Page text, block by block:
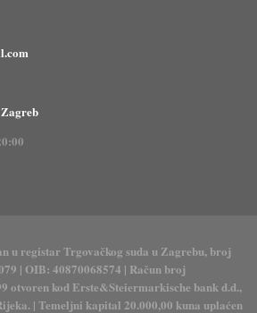
u registar Trgovačkog suda u Zagrebu, broj
| OIB: 40870068574 | Račun broj
otvoren kod Erste&Steiermarkische bank d.d.,
| Temeljni kapital 20.000,00 kuna uplaćen